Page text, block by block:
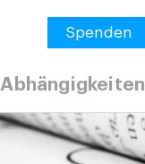
Spenden
Abhängigkeiten